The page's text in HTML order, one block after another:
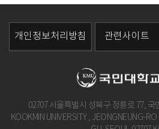
02707 서울특별시 성북구 정릉로 77, 국
KOOKMIN UNIVERSITY , JEONGNEUNG-
개인정보처리방침 관련사이트